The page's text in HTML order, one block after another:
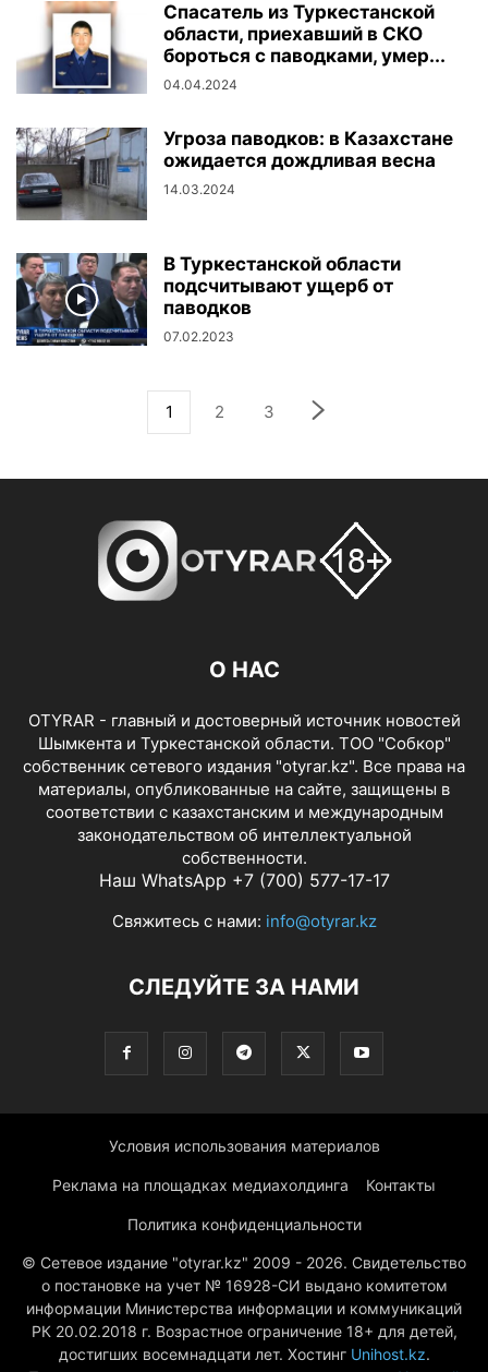
Спасатель из Туркестанской
области, приехавший в СКО
бороться с паводками, умер...
04.04.2024
Угроза паводков: в Казахстане
ожидается дождливая весна
14.03.2024
В Туркестанской области
подсчитывают ущерб от
паводков
07.02.2023
1 2 3
О НАС
OTYRAR - главный и достоверный источник новостей
Шымкента и Туркестанской области. ТОО "Собкор"
собственник сетевого издания "otyrar.kz". Все права на
материалы, опубликованные на сайте, защищены в
соответствии с казахстанским и международным
законодательством об интеллектуальной
собственности.
Наш WhatsApp +7 (700) 577-17-17
Свяжитесь с нами: info@otyrar.kz
СЛЕДУЙТЕ ЗА НАМИ
Условия использования материалов
Реклама на площадках медиахолдинга Контакты
Политика конфиденциальности
© Сетевое издание "otyrar.kz" 2009 - 2026. Свидетельство
о постановке на учет № 16928-СИ выдано комитетом
информации Министерства информации и коммуникаций
РК 20.02.2018 г. Возрастное ограничение 18+ для детей,
достигших восемнадцати лет. Хостинг Unihost.kz.